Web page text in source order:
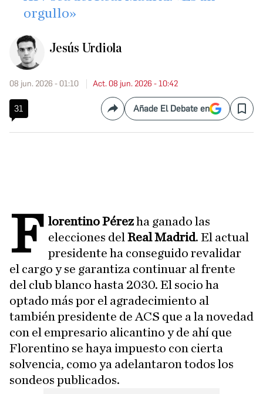
orgullo»
Jesús Urdiola
08 jun. 2026 - 01:10 Act. 08 jun. 2026 - 10:42
31 CompartirAñade El Debate en Save
f lorentino Pérezha ganado las
elecciones del Real Madrid. El actual
presidente ha conseguido revalidar
el cargo y se garantiza continuar al frente
del club blanco hasta 2030. El socio ha
optado más por el agradecimiento al
también presidente de ACS que a la novedad
con el empresario alicantino y de ahí que
Florentino se haya impuesto con cierta
solvencia, como ya adelantaron todos los
sondeos publicados.